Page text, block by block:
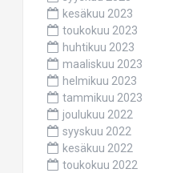
kesäkuu 2023
toukokuu 2023
huhtikuu 2023
maaliskuu 2023
helmikuu 2023
tammikuu 2023
joulukuu 2022
syyskuu 2022
kesäkuu 2022
toukokuu 2022